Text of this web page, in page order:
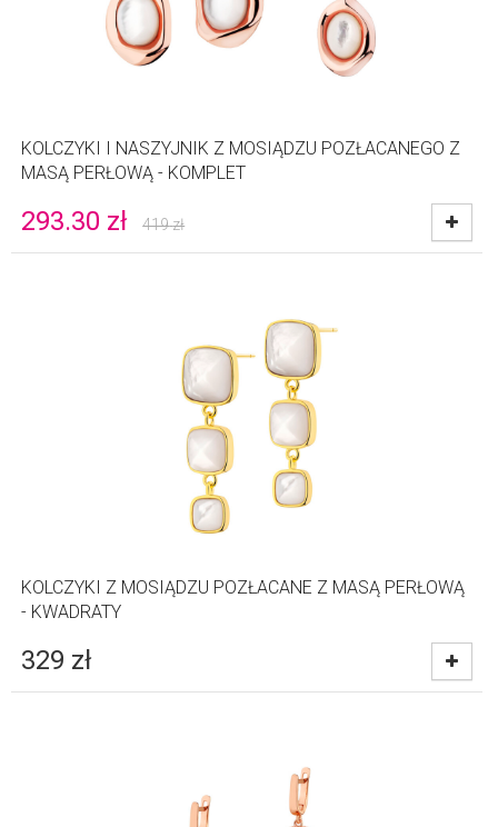
KOLCZYKI I NASZYJNIK Z MOSIĄDZU POZŁACANEGO Z
MASĄ PERŁOWĄ - KOMPLET
293.30 zł 419zł
KOLCZYKI Z MOSIĄDZU POZŁACANE Z MASĄ PERŁOWĄ
- KWADRATY
329 zł